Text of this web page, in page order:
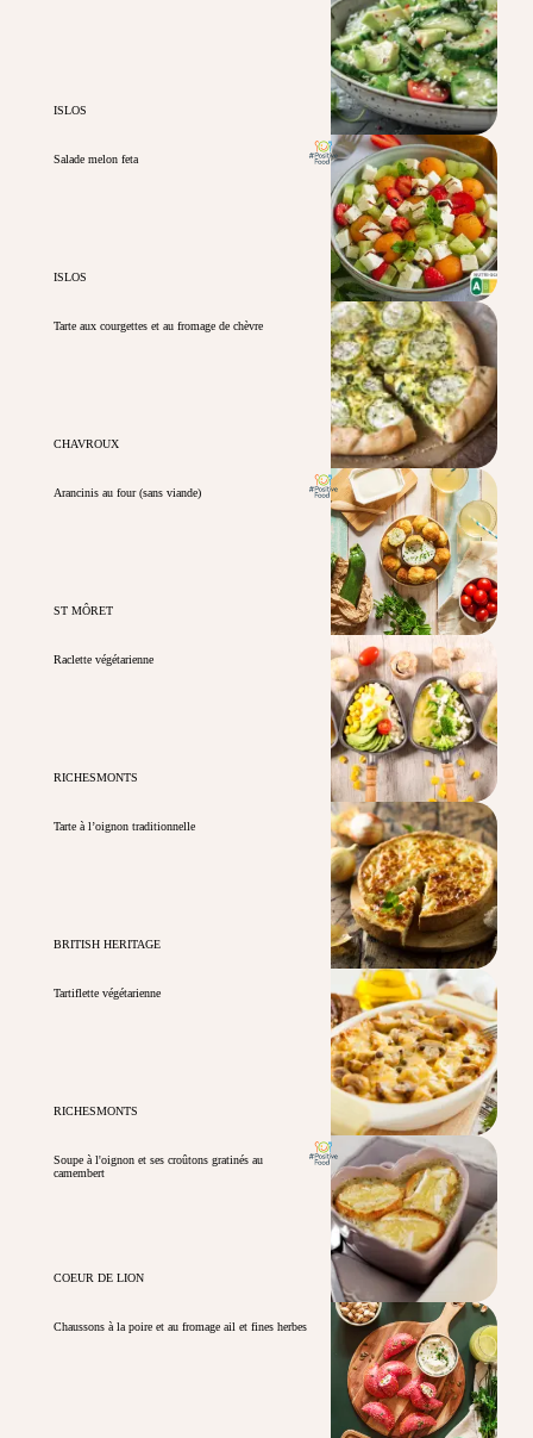
ISLOS
Salade melon feta
ISLOS
Tarte aux courgettes et au fromage de chèvre
CHAVROUX
Arancinis au four (sans viande)
ST MÔRET
Raclette végétarienne
RICHESMONTS
Tarte à l’oignon traditionnelle
BRITISH HERITAGE
Tartiflette végétarienne
RICHESMONTS
Soupe à l'oignon et ses croûtons gratinés au
camembert
COEUR DE LION
Chaussons à la poire et au fromage ail et fines herbes